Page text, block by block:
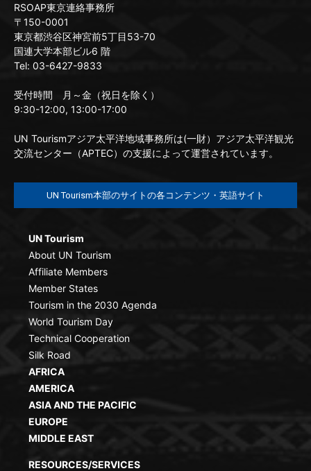
RSOAP東京連絡事務所
〒150-0001
東京都渋谷区神宮前5丁目53-70
国連大学本部ビル6 階
Tel: 03-6427-9833
受付時間 月～金（祝日を除く）
9:30-12:00, 13:00-17:00
UN Tourismアジア太平洋地域事務所は(一財）アジア太平洋観光
交流センター（APTEC）の支援によって運営されています。
UN Tourism本部のサイトの各コンテンツ・英語サイト
UN Tourism
About UN Tourism
Affiliate Members
Member States
Tourism in the 2030 Agenda
World Tourism Day
Technical Cooperation
Silk Road
AFRICA
AMERICA
ASIA AND THE PACIFIC
EUROPE
MIDDLE EAST
RESOURCES/SERVICES